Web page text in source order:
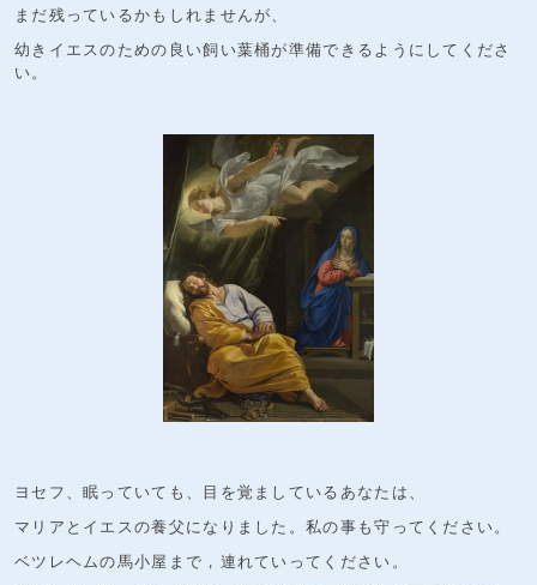
まだ残っているかもしれませんが、
幼きイエスのための良い飼い葉桶が準備できるようにしてくださ
い。
ヨセフ、眠っていても、目を覚ましているあなたは、
マリアとイエスの養父になりました。私の事も守ってください。
ベツレヘムの馬小屋まで，連れていってください。